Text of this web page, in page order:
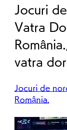
Jocuri
Vatra
vatra
Jocuri de
România.